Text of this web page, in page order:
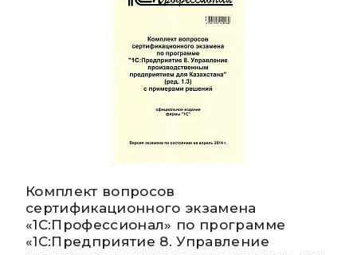
Комплект вопросов
сертификационного экзамена
«1С:Профессионал» по программе
«1С:Предприятие 8. Управление